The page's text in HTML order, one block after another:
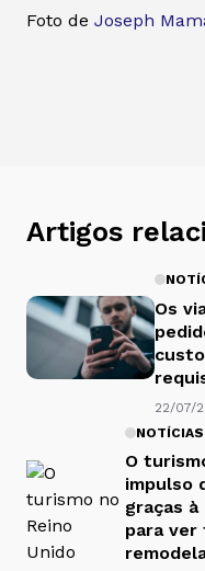
Foto de Joseph
Artigos
Os
22/07/
NOTÍCIAS
O
impulso
graças
para ver